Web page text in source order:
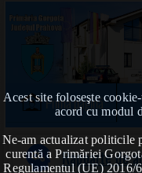
Acest site foloseşte
acord cu modul
Ne-am actualizat politicile
curentă a Primăriei
Regulamentul (UE) 2016/
Prima pagină
Rapoarte de